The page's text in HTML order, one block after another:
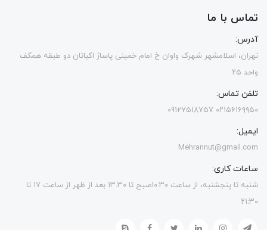
تماس با ما
آدرس:
تهران، اسلامشهر شهرک واوان خ امام خمینی پاساژ اکباتان دو طبقه همکف
واحد ۲۵
تلفن تماس:
۰۲۱۵۶۱۶۹۹۵۰ 09127518757
ایمیل:
Mehrannut@gmail.com
ساعات کاری:
شنبه تا پنجشنبه، از ساعت ۱۰:۳۰صبح تا ۱۳.۳۰ بعد از ظهر از ساعت ۱۷ تا
۲۱:۳۰